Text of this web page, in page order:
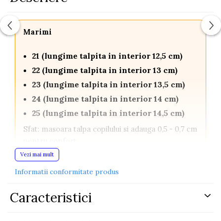
Marimi
21 (lungime talpita in interior 12,5 cm)
22 (lungime talpita in interior 13 cm)
23 (lungime talpita in interior 13,5 cm)
24 (lungime talpita in interior 14 cm)
25 (lungime talpita in interior 14,5 cm)
Sfat: masoara talpa copilului si adauga 0,5 - 0,7 cm
Adidasi copii cu lumini LED - design
masinuta rosie
Adidasi usori si rezistenti pentru copii pasionati de
masini si viteza. Talpa flexibilă cu LED-uri multicolore
Vezi mai mult
Informatii conformitate produs
Caracteristici